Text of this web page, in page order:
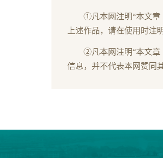
①凡本网注明“本文章
上述作品，请在使用时注
②凡本网注明“本文章
信息，并不代表本网赞同